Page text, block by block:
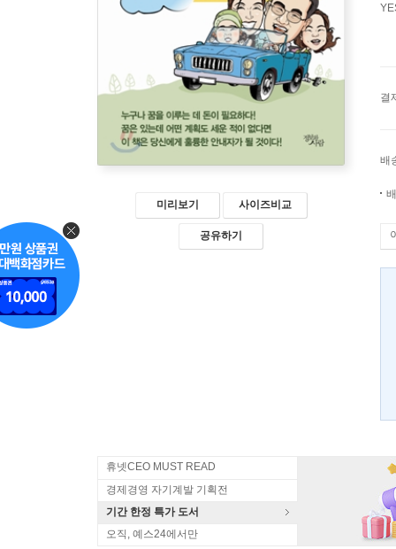
미리보기 사이즈비교
공유하기
결
배
휴넷CEO MUST READ
경제경영 자기계발 기획전
기간 한정 특가 도서
오직, 예스24에서만